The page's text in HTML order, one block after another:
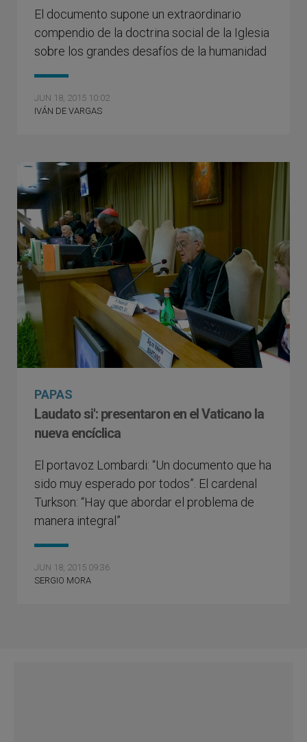
El documento supone un extraordinario
compendio de la doctrina social de la Iglesia
sobre los grandes desafíos de la humanidad
JUN 18, 2015 10:02
IVÁN DE VARGAS
PAPAS
Laudato si': presentaron en el Vaticano la
nueva encíclica
El portavoz Lombardi: “Un documento que ha
sido muy esperado por todos”. El cardenal
Turkson: “Hay que abordar el problema de
manera integral”
JUN 18, 2015 09:36
SERGIO MORA